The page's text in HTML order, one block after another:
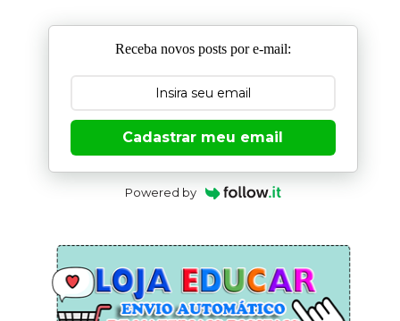
Receba novos posts por e-mail:
Cadastrar meu email
Powered by